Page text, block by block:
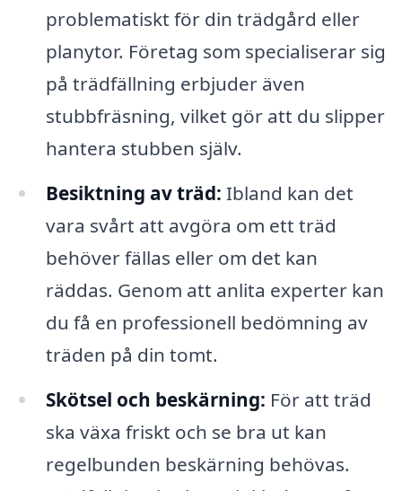
problematiskt för din trädgård eller
planytor. Företag som specialiserar sig
på trädfällning erbjuder även
stubbfräsning, vilket gör att du slipper
hantera stubben själv.
Besiktning av träd: Ibland kan det
vara svårt att avgöra om ett träd
behöver fällas eller om det kan
räddas. Genom att anlita experter kan
du få en professionell bedömning av
träden på din tomt.
Skötsel och beskärning: För att träd
ska växa friskt och se bra ut kan
regelbunden beskärning behövas.